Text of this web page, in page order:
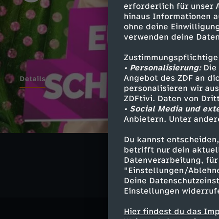
erforderlich für unser
hinaus Informationen
ohne deine
verwenden deine
• Personalisierung:Die
Angebot des ZDF an
personalisieren wir
ZDFtivi. Daten von
• Social Media und
Anbietern. Unter
Du kannst
betrifft nur dein
Datenverarbeitung,
"Einstellungen/
Deine
Einstellungen
Hier findest du das
Details
Ähnliche